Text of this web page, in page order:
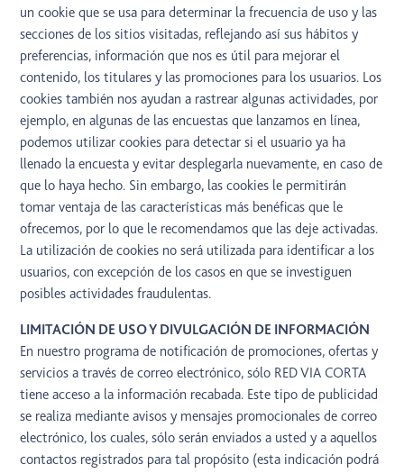
un cookie que se usa para determinar la frecuencia de uso y las
secciones de los sitios visitadas, reflejando así sus hábitos y
preferencias, información que nos es útil para mejorar el
contenido, los titulares y las promociones para los usuarios. Los
cookies también nos ayudan a rastrear algunas actividades, por
ejemplo, en algunas de las encuestas que lanzamos en línea,
podemos utilizar cookies para detectar si el usuario ya ha
llenado la encuesta y evitar desplegarla nuevamente, en caso de
que lo haya hecho. Sin embargo, las cookies le permitirán
tomar ventaja de las características más benéficas que le
ofrecemos, por lo que le recomendamos que las deje activadas.
La utilización de cookies no será utilizada para identificar a los
usuarios, con excepción de los casos en que se investiguen
posibles actividades fraudulentas.
LIMITACIÓN DE USO Y DIVULGACIÓN DE INFORMACIÓN
En nuestro programa de notificación de promociones, ofertas y
servicios a través de correo electrónico, sólo RED VIA CORTA
tiene acceso a la información recabada. Este tipo de publicidad
se realiza mediante avisos y mensajes promocionales de correo
electrónico, los cuales, sólo serán enviados a usted y a aquellos
contactos registrados para tal propósito (esta indicación podrá